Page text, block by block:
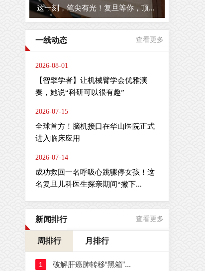
这一刻，笔尖有光！复旦等你，顶...
一线动态 查看更多
2026-08-01
【智擎学者】让机械臂学会优雅演
奏，她说“科研可以很有趣”
2026-07-15
全球首方！脑机接口在华山医院正式
进入临床应用
2026-07-14
成功救回一名呼吸心跳骤停女孩！这
名复旦儿科医生探亲期间“撇下...
新闻排行 查看更多
周排行 月排行